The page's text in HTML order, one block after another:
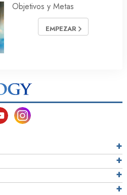
Objetivos y Metas
EMPEZAR